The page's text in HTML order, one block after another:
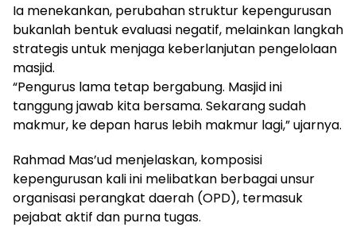
Ia menekankan, perubahan struktur kepengurusan
bukanlah bentuk evaluasi negatif, melainkan langkah
strategis untuk menjaga keberlanjutan pengelolaan
masjid.
“Pengurus lama tetap bergabung. Masjid ini
tanggung jawab kita bersama. Sekarang sudah
makmur, ke depan harus lebih makmur lagi,” ujarnya.
Rahmad Mas’ud menjelaskan, komposisi
kepengurusan kali ini melibatkan berbagai unsur
organisasi perangkat daerah (OPD), termasuk
pejabat aktif dan purna tugas.